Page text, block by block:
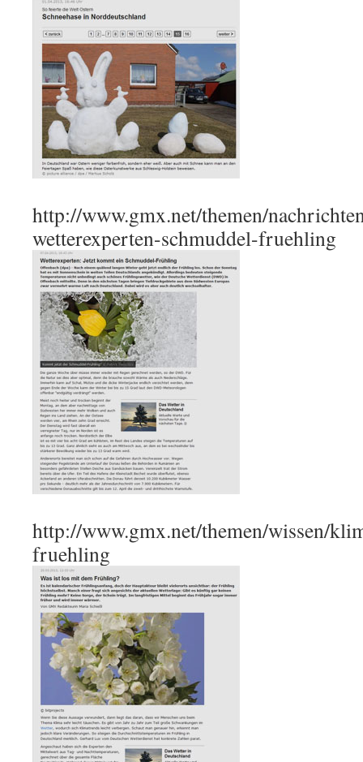
http://www.gmx.net/themen/
wetterexperten-schmuddel-fruehling
http://www.gmx.net/themen/wissen/
fruehling